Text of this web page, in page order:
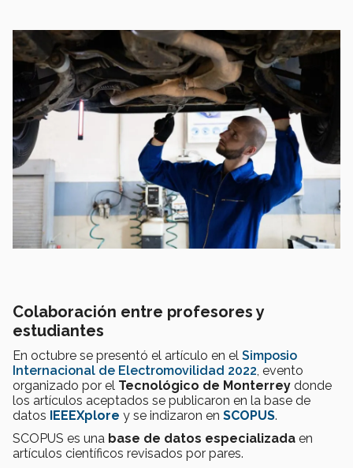
Colaboración entre profesores y
estudiantes
En octubre se presentó el artículo en el Simposio
Internacional de Electromovilidad 2022, evento
organizado por el Tecnológico de Monterrey donde
los artículos aceptados se publicaron en la base de
datos IEEEXplore y se indizaron en SCOPUS.
SCOPUS es una base de datos especializada en
artículos científicos revisados por pares.